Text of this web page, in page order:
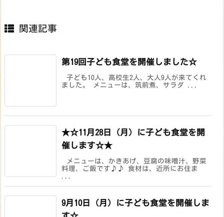
関連記事
第19回子ども食堂を開催しました☆
子ども10人、高校生2人、大人9人が来てくれ
ました。 メニューは、筑前煮、サラダ ...
★☆11月28日（月）に子ども食堂を開
催します☆★
メニューは、かきあげ、豆腐の味噌汁、野菜
料理、ご飯です♪♪ 食材は、近所にお住ま
...
9月10日（月）に子ども食堂を開催しま